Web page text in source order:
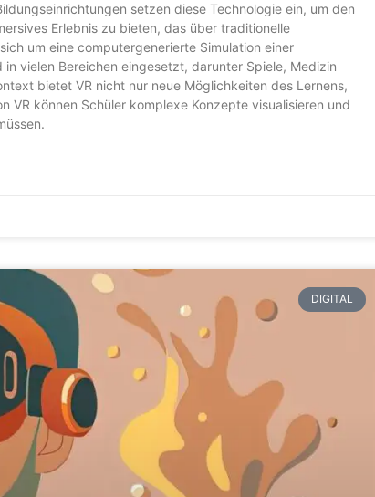
setzen diese Technologie ein, um den
Erlebnis zu bieten, das über traditionelle
um eine computergenerierte Simulation einer
vielen Bereichen eingesetzt, darunter Spiele, Medizin
bietet VR nicht nur neue Möglichkeiten des Lernens,
können Schüler komplexe Konzepte visualisieren und
DIGITAL